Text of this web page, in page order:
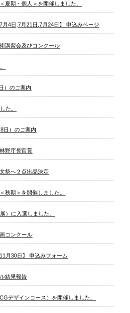
夏期・個人＞を開催しました。
4日,7月21日,7月24日】 申込みページ
講習会及びコンクール
）のご案内
た。
日）のご案内
野庁長官賞
祭へ２点出品決定
秋期＞を開催しました。
）に入選しました。
コンクール
月30日】 申込みフォーム
結果報告
デザインコース）を開催しました。